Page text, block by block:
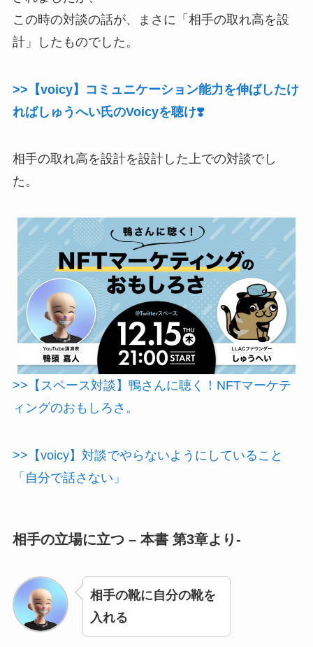
この時の対談の話が、まさに「相手の取れ高を設
計」したものでした。
>>【voicy】コミュニケーション能力を伸ばしたけ
ればしゅうへい氏のVoicyを聴け❣️
相手の取れ高を設計を設計した上での対談でし
た。
>>【スペース対談】鴨さんに聴く！NFTマーケテ
ィングのおもしろさ。
>>【voicy】対談でやらないようにしていること
「自分で話さない」
相手の立場に立つ – 本書 第3章より-
相手の靴に自分の靴を
入れる